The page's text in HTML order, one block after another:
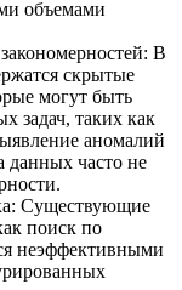
объемами
В
скрытые
могут быть
задач, таких как
аномалий
данных часто не
Существующие
поиск по
неэффективными